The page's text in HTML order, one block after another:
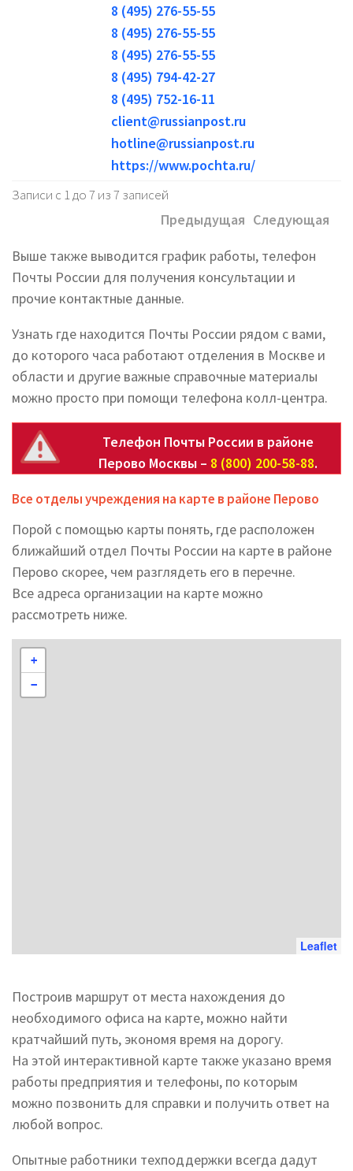
8 (495) 276-55-55
8 (495) 276-55-55
8 (495) 276-55-55
8 (495) 794-42-27
8 (495) 752-16-11
client@russianpost.ru
hotline@russianpost.ru
https://www.pochta.ru/
Записи с 1 до 7 из 7 записей
Предыдущая Следующая
Выше также выводится график работы, телефон
Почты России для получения консультации и
прочие контактные данные.
Узнать где находится Почты России рядом с вами,
до которого часа работают отделения в Москве и
области и другие важные справочные материалы
можно просто при помощи телефона колл-центра.
Телефон Почты России в районе
Перово Москвы – 8 (800) 200-58-88.
Все отделы учреждения на карте в районе Перово
Порой с помощью карты понять, где расположен
ближайший отдел Почты России на карте в районе
Перово скорее, чем разглядеть его в перечне.
Все адреса организации на карте можно
рассмотреть ниже.
+
−
Leaflet
Построив маршрут от места нахождения до
необходимого офиса на карте, можно найти
кратчайший путь, экономя время на дорогу.
На этой интерактивной карте также указано время
работы предприятия и телефоны, по которым
можно позвонить для справки и получить ответ на
любой вопрос.
Опытные работники техподдержки всегда дадут